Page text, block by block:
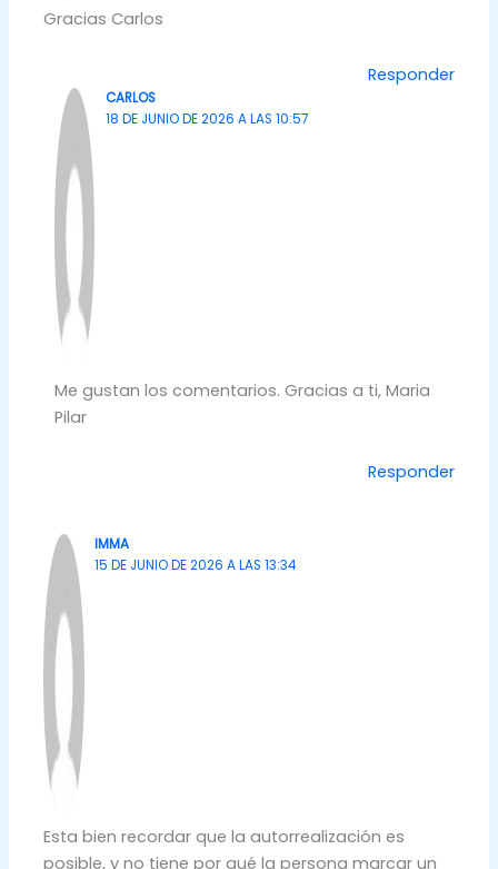
Gracias Carlos
Responder
CARLOS
18 DE JUNIO DE 2026 A LAS 10:57
Me gustan los comentarios. Gracias a ti, Maria
Pilar
Responder
IMMA
15 DE JUNIO DE 2026 A LAS 13:34
Esta bien recordar que la autorrealización es
posible, y no tiene por qué la persona marcar un